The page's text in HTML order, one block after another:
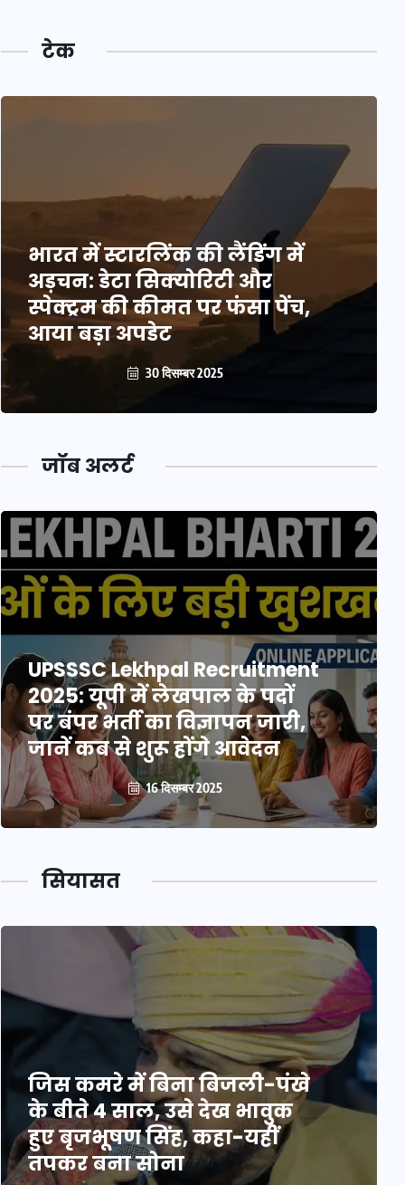
टेक
भारत में स्टारलिंक की लैंडिंग में
अड़चन: डेटा सिक्योरिटी और
स्पेक्ट्रम की कीमत पर फंसा पेंच,
आया बड़ा अपडेट
30 दिसम्बर 2025
जॉब अलर्ट
UPSSSC Lekhpal Recruitment
2025: यूपी में लेखपाल के पदों
पर बंपर भर्ती का विज्ञापन जारी,
जानें कब से शुरू होंगे आवेदन
16 दिसम्बर 2025
सियासत
जिस कमरे में बिना बिजली-पंखे
के बीते 4 साल, उसे देख भावुक
हुए बृजभूषण सिंह, कहा-यहीं
तपकर बना सोना